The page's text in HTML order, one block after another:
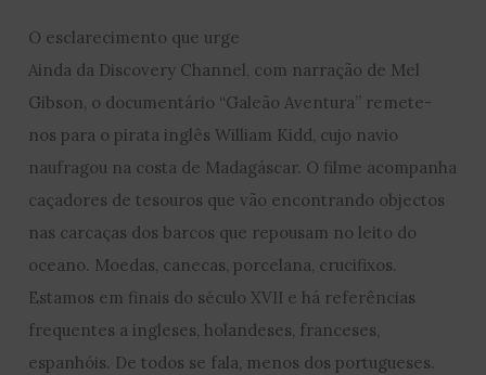
O esclarecimento que urge
Ainda da Discovery Channel, com narração de Mel
Gibson, o documentário “Galeão Aventura” remete-
nos para o pirata inglês William Kidd, cujo navio
naufragou na costa de Madagáscar. O filme acompanha
caçadores de tesouros que vão encontrando objectos
nas carcaças dos barcos que repousam no leito do
oceano. Moedas, canecas, porcelana, crucifixos.
Estamos em finais do século XVII e há referências
frequentes a ingleses, holandeses, franceses,
espanhóis. De todos se fala, menos dos portugueses.